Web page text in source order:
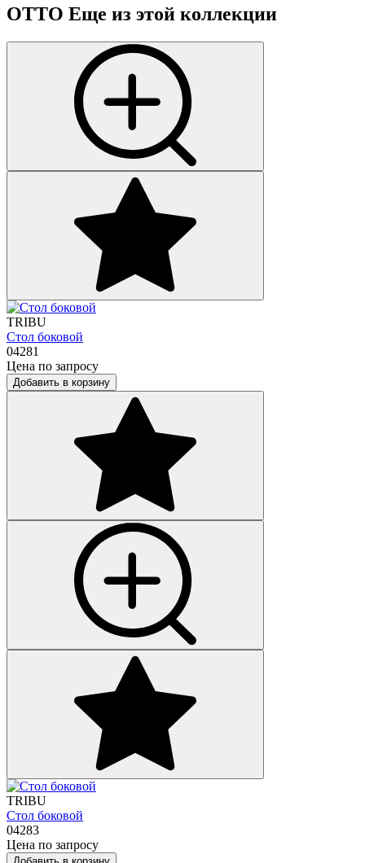
OTTO Еще из этой коллекции
TRIBU
Стол боковой
04281
Цена по запросу
Добавить в корзину
TRIBU
Стол боковой
04283
Цена по запросу